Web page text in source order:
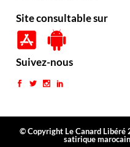
Site consultable sur
Suivez-nous
© Copyright Le Canard
satirique